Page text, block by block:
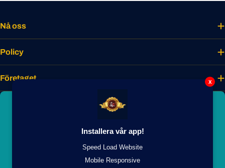
Nå oss
Policy
Företaget
och exklusiva medlemsrabatter.
x
Installera vår app!
Speed Load Website
Mobile Responsive